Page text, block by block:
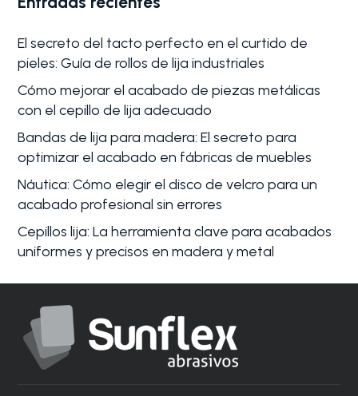
El secreto del tacto perfecto en el curtido de
pieles: Guía de rollos de lija industriales
Cómo mejorar el acabado de piezas metálicas
con el cepillo de lija adecuado
Bandas de lija para madera: El secreto para
optimizar el acabado en fábricas de muebles
Náutica: Cómo elegir el disco de velcro para un
acabado profesional sin errores
Cepillos lija: La herramienta clave para acabados
uniformes y precisos en madera y metal